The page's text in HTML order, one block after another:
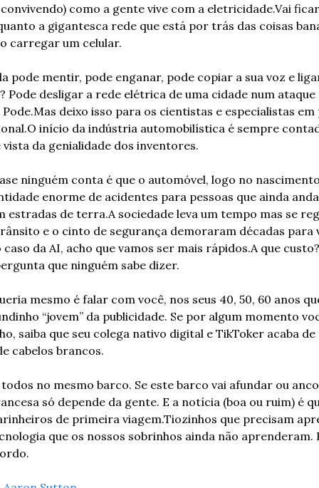
como a gente vive com a eletricidade.Vai
a gigantesca rede que está por trás das coisas
carregar um celular.
pode mentir, pode enganar, pode copiar a sua voz e
Pode desligar a rede elétrica de uma cidade num ataque
Mas deixo isso para os cientistas e especialistas
O início da indústria automobilística é sempre
da genialidade dos inventores.
ninguém conta é que o automóvel, logo no
enorme de acidentes para pessoas que ainda
estradas de terra.A sociedade leva um tempo mas se
e o cinto de segurança demoraram décadas para
caso da AI, acho que vamos ser mais rápidos.A que custo?
que ninguém sabe dizer.
mesmo é falar com você, nos seus 40, 50, 60 anos
“jovem” da publicidade. Se por algum momento
saiba que seu colega nativo digital e TikToker acaba
cabelos brancos.
no mesmo barco. Se este barco vai afundar ou
só depende da gente. E a notícia (boa ou ruim) é
de primeira viagem.Tiozinhos que precisam
que os nossos sobrinhos ainda não aprenderam.